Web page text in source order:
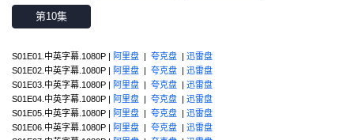
第10集
S01E01.中英字幕.1080P | 阿里盘 | 夸克盘 | 迅雷盘
S01E02.中英字幕.1080P | 阿里盘 | 夸克盘 | 迅雷盘
S01E03.中英字幕.1080P | 阿里盘 | 夸克盘 | 迅雷盘
S01E04.中英字幕.1080P | 阿里盘 | 夸克盘 | 迅雷盘
S01E05.中英字幕.1080P | 阿里盘 | 夸克盘 | 迅雷盘
S01E06.中英字幕.1080P | 阿里盘 | 夸克盘 | 迅雷盘